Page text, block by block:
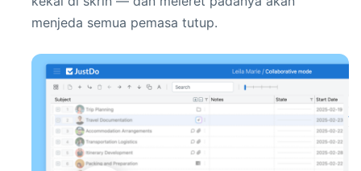
menjeda semua pemasa tutup.